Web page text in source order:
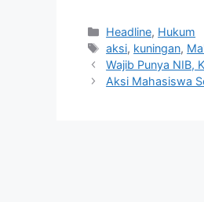
Kategori
Headline, Hukum
Tag
aksi, kuningan,
Wajib Punya NIB,
Aksi Mahasiswa